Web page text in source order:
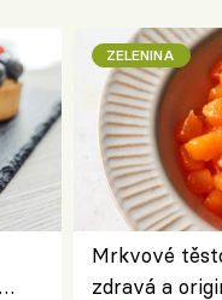
ZELENINA
Mrkvové
zdravá a